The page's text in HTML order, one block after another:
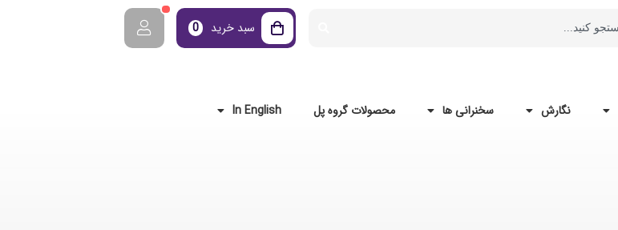
سبد خرید 0
نگارش سخنرانی ها محصولات گروه پل In English